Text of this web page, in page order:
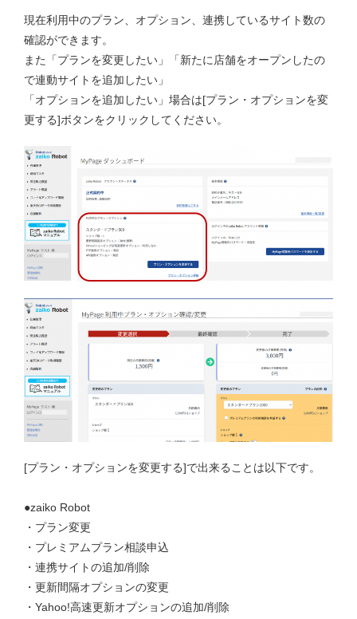
現在利用中のプラン、オプション、連携しているサイト数の
確認ができます。
また「プランを変更したい」「新たに店舗をオープンしたの
で連動サイトを追加したい」
「オプションを追加したい」場合は[プラン・オプションを変
更する]ボタンをクリックしてください。
[プラン・オプションを変更する]で出来ることは以下です。
●zaiko Robot
・プラン変更
・プレミアムプラン相談申込
・連携サイトの追加/削除
・更新間隔オプションの変更
・Yahoo!高速更新オプションの追加/削除